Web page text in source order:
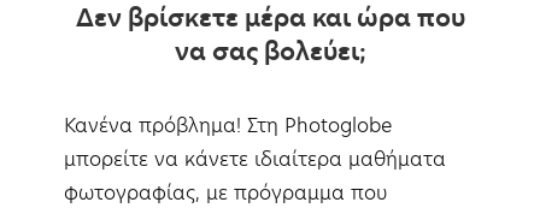
Δεν βρίσκετε μέρα και ώρα που
να σας βολεύει;
Κανένα πρόβλημα! Στη Photoglobe
μπορείτε να κάνετε ιδιαίτερα μαθήματα
φωτογραφίας, με πρόγραμμα που